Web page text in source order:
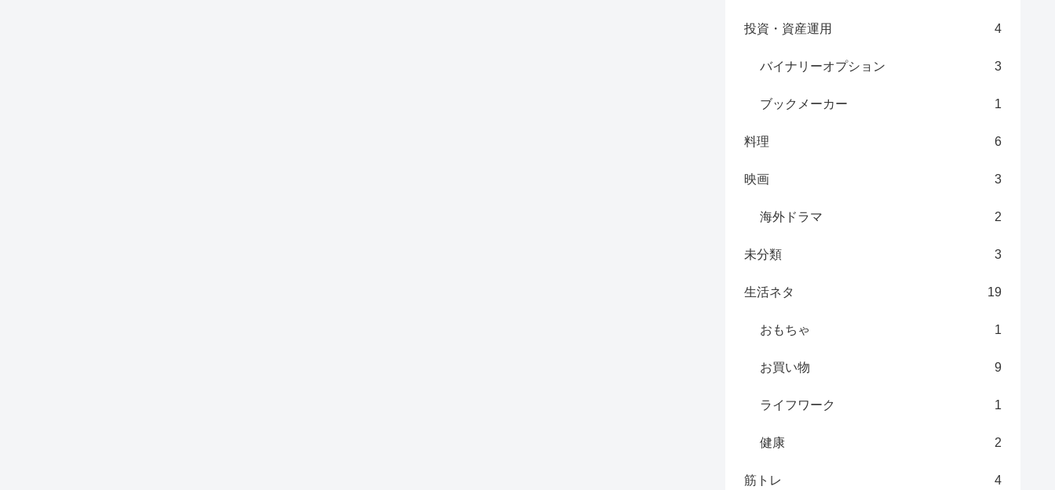
投資・資産運用 4
バイナリーオプション 3
ブックメーカー 1
料理 6
映画 3
海外ドラマ 2
未分類 3
生活ネタ 19
おもちゃ 1
お買い物 9
ライフワーク 1
健康 2
筋トレ 4